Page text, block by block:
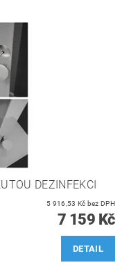
DEZINFEKCI
5 916,53 Kč bez DPH
7 159 Kč
DETAIL